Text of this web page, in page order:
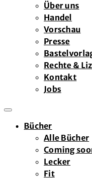
Über uns
Handel
Vorschau
Presse
Rechte &
Kontakt
Jobs
Bücher
Alle Bücher
Coming
Lecker
Fit